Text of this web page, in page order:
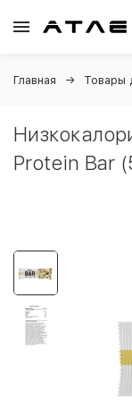
Главная Товары
Protein Bar